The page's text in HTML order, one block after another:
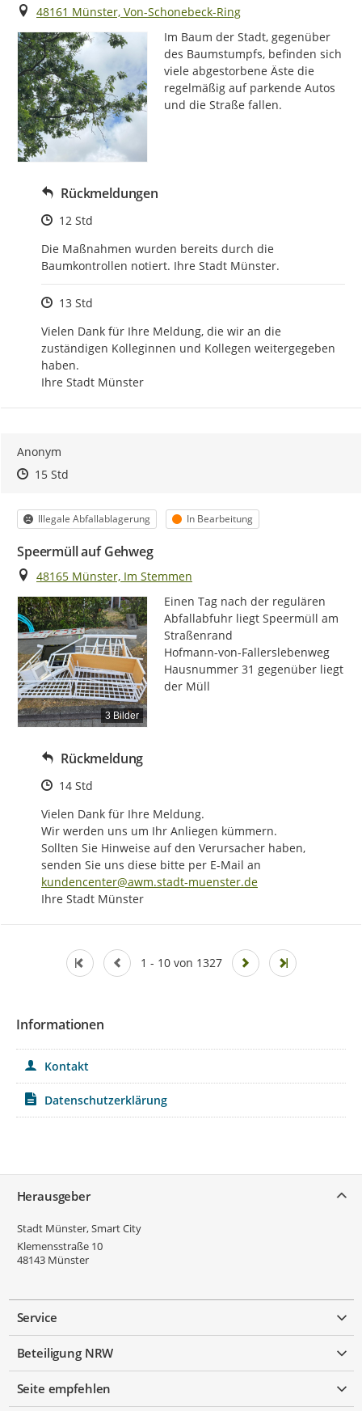
Ort
48161 Münster, Von-Schonebeck-Ring
Im Baum der Stadt, gegenüber
des Baumstumpfs, befinden sich
viele abgestorbene Äste die
regelmäßig auf parkende Autos
und die Straße fallen.
Rückmeldungen
Zeitpunkt des Erstellens
12 Std
Die Maßnahmen wurden bereits durch die
Baumkontrollen notiert. Ihre Stadt Münster.
Zeitpunkt des Erstellens
13 Std
Vielen Dank für Ihre Meldung, die wir an die
zuständigen Kolleginnen und Kollegen weitergegeben
haben.
Ihre Stadt Münster
Anonym
Zeitpunkt des Erstellens
Zeitpunkt des Erstellens
15 StdZur Äußerung
Kategorie
Illegale Abfallablagerung Status
In Bearbeitung
Speermüll auf Gehweg
Ort
48165 Münster, Im Stemmen
3 Bilder
Einen Tag nach der regulären
Abfallabfuhr liegt Speermüll am
Straßenrand
Hofmann-von-Fallerslebenweg
Hausnummer 31 gegenüber liegt
der Müll
Rückmeldung
Zeitpunkt des Erstellens
14 Std
Vielen Dank für Ihre Meldung.
Wir werden uns um Ihr Anliegen kümmern.
Sollten Sie Hinweise auf den Verursacher haben,
kundencenter@awm.stadt-muenster.de
Ihre Stadt Münster
1 - 10 von 1327
Informationen
Kontakt
Datenschutzerklärung
Herausgeber
Stadt Münster, Smart City
Klemensstraße 10
48143 Münster
Service
Beteiligung NRW
Seite empfehlen